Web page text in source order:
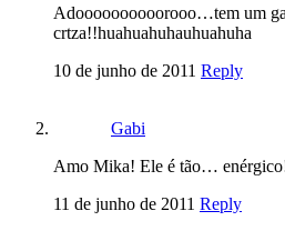
Adoooooooooorooo…tem um
crtza!!huahuahuhauhuahuha
10 de junho de 2011 Reply
Gabi
Amo Mika! Ele é tão…
11 de junho de 2011 Reply